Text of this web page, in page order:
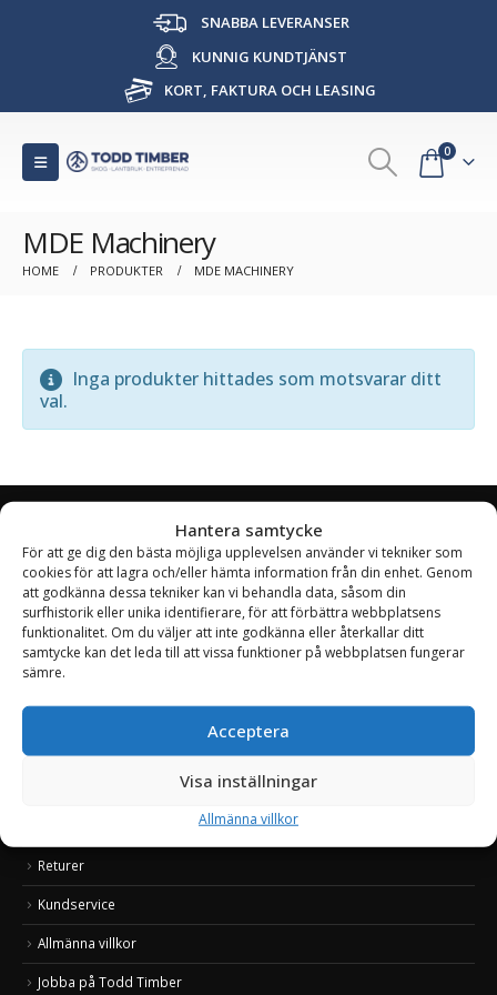
Hantera samtycke
För att ge dig den bästa möjliga upplevelsen använder vi tekniker som
cookies för att lagra och/eller hämta information från din enhet. Genom
att godkänna dessa tekniker kan vi behandla data, såsom din
surfhistorik eller unika identifierare, för att förbättra webbplatsens
funktionalitet. Om du väljer att inte godkänna eller återkallar ditt
samtycke kan det leda till att vissa funktioner på webbplatsen fungerar
sämre.
Acceptera
Visa inställningar
Allmänna villkor
SNABBA LEVERANSER
KUNNIG KUNDTJÄNST
KORT, FAKTURA OCH LEASING
0
MDE Machinery
HOME PRODUKTER MDE MACHINERY
Inga produkter hittades som motsvarar ditt
val.
OM TODD TIMBER
Todd Timber är en ny svensk marknadsplats som erbjuder ett stort
sortiment av produkter inom skog, lantbruk och entreprenad. Med
snabba och säkra leveranser, duktig kundsupport, attraktiva priser
samt spännande produkter hoppas vi att du som kund ska känna dig
välkommen. Todd Timber växer snabbt och vi fyller varje vecka på med
nya produkter, så besök oss ofta.
Returer
Kundservice
Allmänna villkor
Jobba på Todd Timber